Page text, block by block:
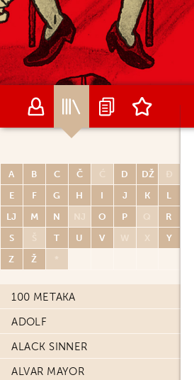
A B C Č Ć D DŽ
Đ
E
F G H I J K
L
LJ
M N NJ O P Q
R
S
Š T U V W X
Y
Z
Ž *
100 METAKA
ADOLF
ALACK SINNER
ALVAR MAYOR